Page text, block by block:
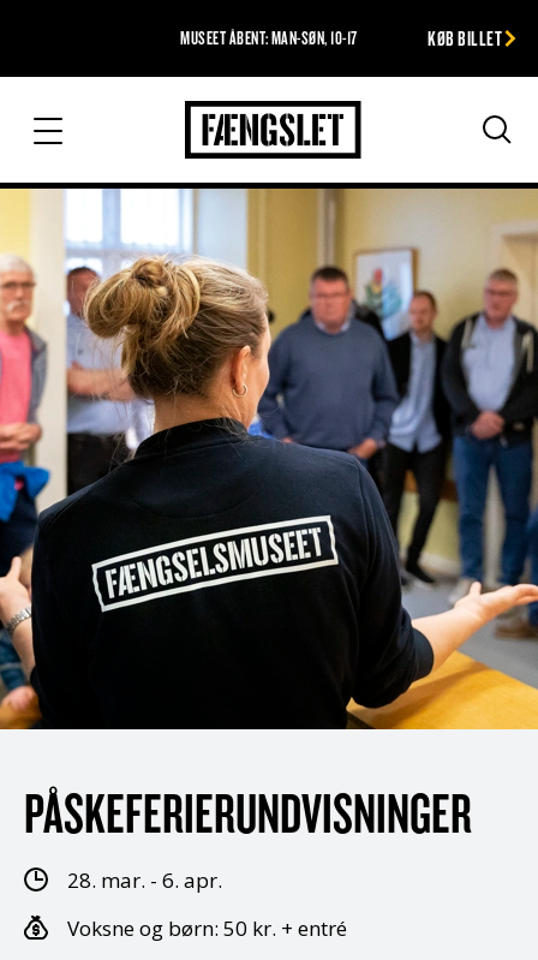
MUSEET ÅBENT: MAN-SØN, 10-17 KØB BILLET
Fængslet
Søg
PÅSKEFERIERUNDVISNINGER
28. mar. - 6. apr.
Voksne og børn: 50 kr. + entré